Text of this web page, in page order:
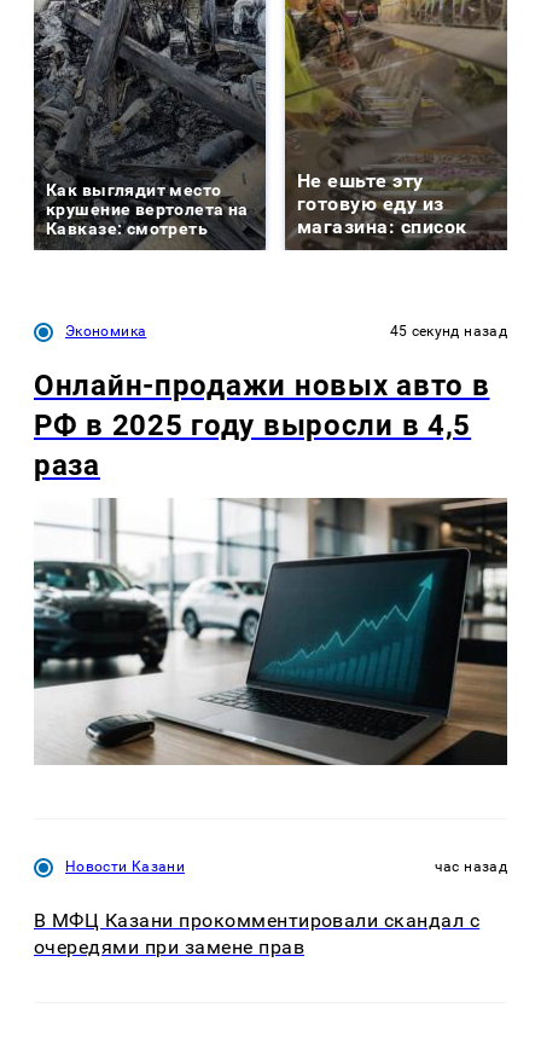
Как выглядит место
крушение вертолета на
Кавказе: смотреть
Не ешьте эту
готовую еду из
магазина: список
Экономика 45 секунд назад
Онлайн-продажи новых авто в
РФ в 2025 году выросли в 4,5
раза
Новости Казани час назад
В МФЦ Казани прокомментировали скандал с
очередями при замене прав